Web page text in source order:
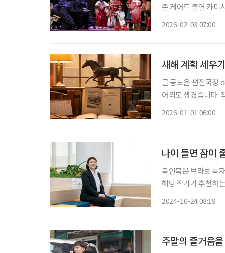
존 케어드 출연 카미
2026-02-03 07:00
새해 계획 세우
글 공도윤 편집국장
어리도 생겼습니다. 작심삼일이면 어떻
2026-01-01 06:00
나이 들면 잠이
북인북은 브라보 독
해당 작가가 추천하
2024-10-24 08:19
주말의 즐거움